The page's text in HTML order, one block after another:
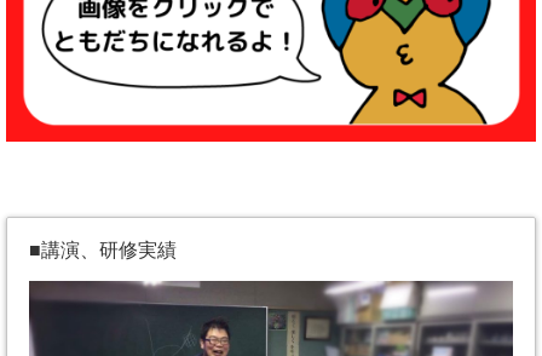
■講演、研修実績